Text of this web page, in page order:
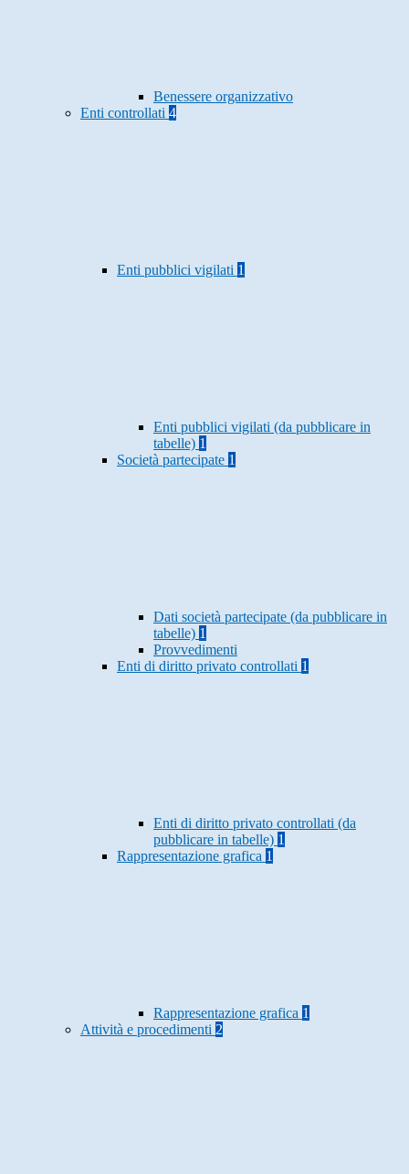
Benessere organizzativo
Enti controllati 4
Enti pubblici vigilati 1
Enti pubblici vigilati (da pubblicare in
tabelle) 1
Società partecipate 1
Dati società partecipate (da pubblicare in
tabelle) 1
Provvedimenti
Enti di diritto privato controllati 1
Enti di diritto privato controllati (da
pubblicare in tabelle) 1
Rappresentazione grafica 1
Rappresentazione grafica 1
Attività e procedimenti 2